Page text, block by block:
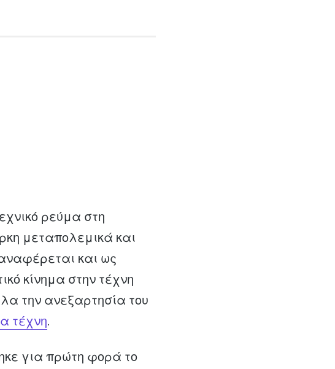
ρεύμα στη
μεταπολεμικά και
και ως
κίνημα στην τέχνη
την ανεξαρτησία του
τέχνη.
για πρώτη φορά το